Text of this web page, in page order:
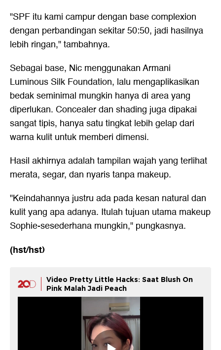
"SPF itu kami campur dengan base complexion
dengan perbandingan sekitar 50:50, jadi hasilnya
lebih ringan," tambahnya.
Sebagai base, Nic menggunakan Armani
Luminous Silk Foundation, lalu mengaplikasikan
bedak seminimal mungkin hanya di area yang
diperlukan. Concealer dan shading juga dipakai
sangat tipis, hanya satu tingkat lebih gelap dari
warna kulit untuk memberi dimensi.
Hasil akhirnya adalah tampilan wajah yang terlihat
merata, segar, dan nyaris tanpa makeup.
"Keindahannya justru ada pada kesan natural dan
kulit yang apa adanya. Itulah tujuan utama makeup
Sophie-sesederhana mungkin," pungkasnya.
(hst/hst)
Video Pretty Little Hacks: Saat Blush On
Pink Malah Jadi Peach